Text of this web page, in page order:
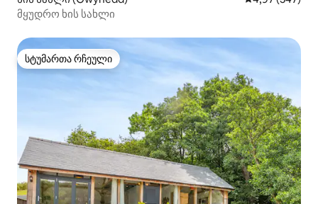
მყუდრო ხის სახლი
სტუმართა რჩეული
სტუმართა რჩეული